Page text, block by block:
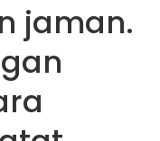
jaman.